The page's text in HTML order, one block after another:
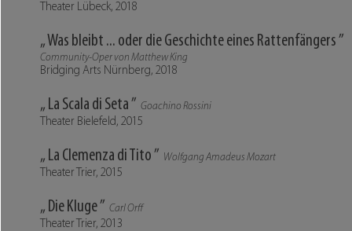
Theater Lübeck, 2018
„ Was bleibt ... oder die Geschichte eines Rattenfängers ”
Community-Oper von Matthew King
Bridging Arts Nürnberg, 2018
„ La Scala di Seta ” Goachino Rossini
Theater Bielefeld, 2015
„ La Clemenza di Tito ” Wolfgang Amadeus Mozart
Theater Trier, 2015
„ Die Kluge ” Carl Orff
Theater Trier, 2013